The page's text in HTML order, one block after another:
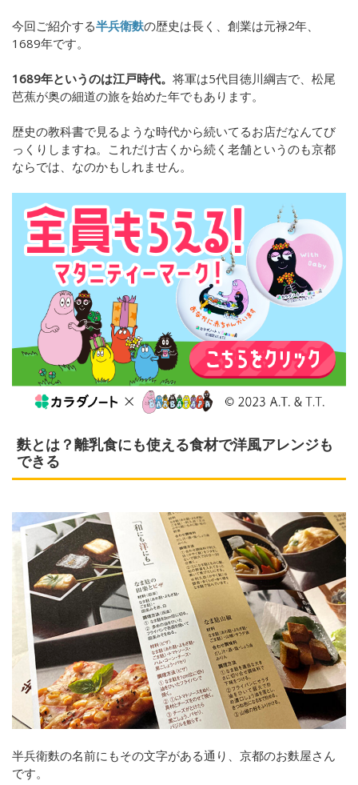
今回ご紹介する半兵衛麩の歴史は長く、創業は元禄2年、
1689年です。
1689年というのは江戸時代。 将軍は5代目徳川綱吉で、松尾
芭蕉が奥の細道の旅を始めた年でもあります。
歴史の教科書で見るような時代から続いてるお店だなんてび
っくりしますね。これだけ古くから続く老舗というのも京都
ならでは、なのかもしれません。
麩とは？離乳食にも使える食材で洋風アレンジも
できる
半兵衛麩の名前にもその文字がある通り、京都のお麩屋さん
です。